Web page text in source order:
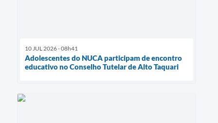
10 JUL 2026 - 08h41
Adolescentes do NUCA participam de encontro
educativo no Conselho Tutelar de Alto Taquari